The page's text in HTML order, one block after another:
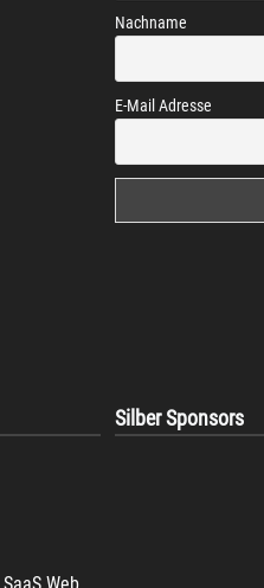
Nachname
E-Mail Adresse
Silber Sponsors
SaaS Web